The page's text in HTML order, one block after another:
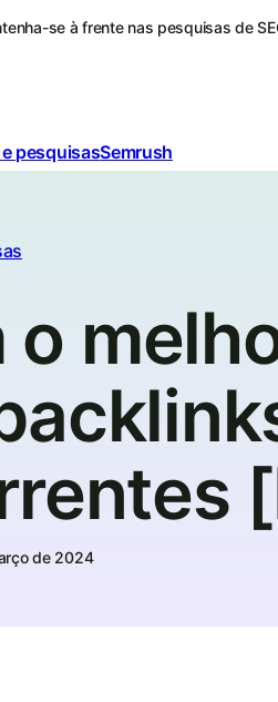
se à frente nas pesquisas de
pesquisasSemrush
o
de 2024